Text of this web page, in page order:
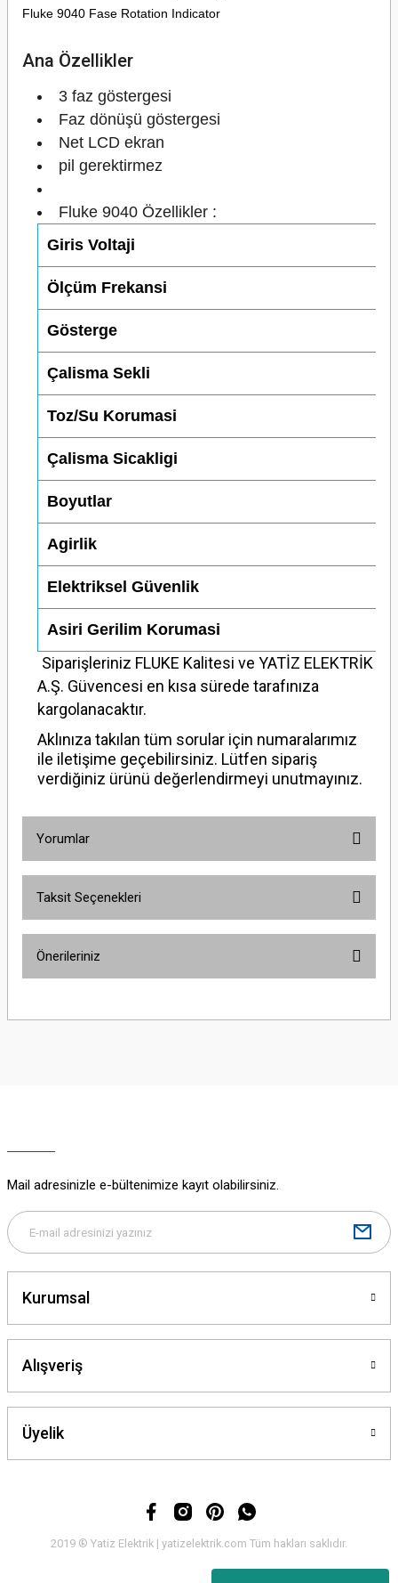
Fluke 9040 Fase Rotation Indicator
Ana Özellikler
3 faz göstergesi
Faz dönüşü göstergesi
Net LCD ekran
pil gerektirmez
Fluke 9040 Özellikler :
Giris Voltaji
Ölçüm Frekansi
Gösterge
Çalisma Sekli
Toz/Su Korumasi
Çalisma Sicakligi
Boyutlar
Agirlik
Elektriksel Güvenlik
Asiri Gerilim Korumasi
Siparişleriniz FLUKE Kalitesi ve YATİZ ELEKTRİK
A.Ş. Güvencesi en kısa sürede tarafınıza
kargolanacaktır.
Aklınıza takılan tüm sorular için numaralarımız
ile iletişime geçebilirsiniz. Lütfen sipariş
verdiğiniz ürünü değerlendirmeyi unutmayınız.
Yorumlar
Taksit Seçenekleri
Önerileriniz
yetersiz gördüğünüz noktaları öneri formunu kullanarak tarafımıza
Bu ürüne benzer farklı alternatifler olmalı.
Mail adresinizle e-bültenimize kayıt olabilirsiniz.
Kurumsal
Alışveriş
Üyelik
2019 ® Yatiz Elektrik | yatizelektrik.com Tüm hakları saklıdır.